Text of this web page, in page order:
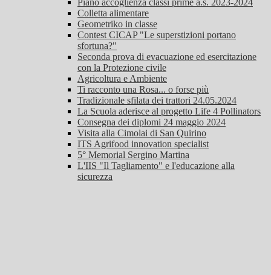
Piano accoglienza classi prime a.s. 2023-2024
Colletta alimentare
Geometriko in classe
Contest CICAP "Le superstizioni portano
sfortuna?"
Seconda prova di evacuazione ed esercitazione
con la Protezione civile
Agricoltura e Ambiente
Ti racconto una Rosa... o forse più
Tradizionale sfilata dei trattori 24.05.2024
La Scuola aderisce al progetto Life 4 Pollinators
Consegna dei diplomi 24 maggio 2024
Visita alla Cimolai di San Quirino
ITS Agrifood innovation specialist
5° Memorial Sergino Martina
L'IIS "Il Tagliamento" e l'educazione alla
sicurezza